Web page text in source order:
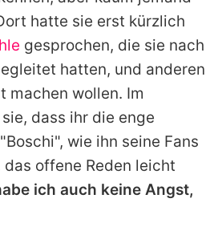
hatte sie erst kürzlich
gesprochen, die sie nach
hatten, und anderen
machen wollen. Im
dass ihr die enge
wie ihn seine Fans
offene Reden leicht
ich auch keine Angst,